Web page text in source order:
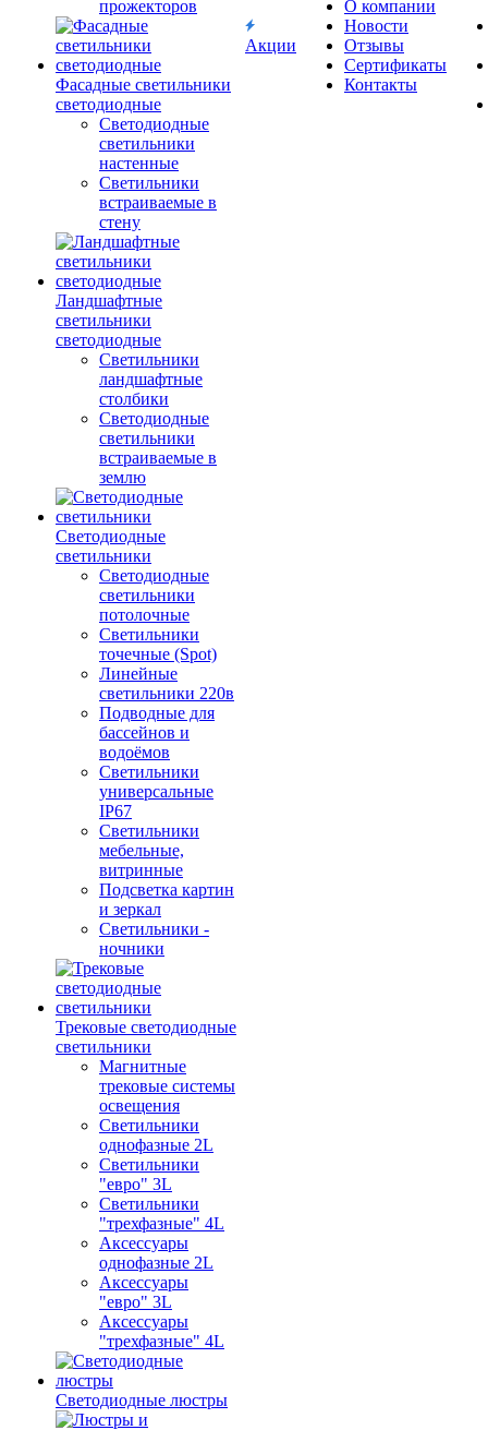
прожекторов
Фасадные светильники
светодиодные
Светодиодные
светильники
настенные
Светильники
встраиваемые в
стену
Ландшафтные
светильники
светодиодные
Светильники
ландшафтные
столбики
Светодиодные
светильники
встраиваемые в
землю
Светодиодные
светильники
Светодиодные
светильники
потолочные
Светильники
точечные (Spot)
Линейные
светильники 220в
Подводные для
бассейнов и
водоёмов
Светильники
универсальные
IP67
Светильники
мебельные,
витринные
Подсветка картин
и зеркал
Светильники -
ночники
Трековые светодиодные
светильники
Магнитные
трековые системы
освещения
Светильники
однофазные 2L
Светильники
"евро" 3L
Светильники
"трехфазные" 4L
Аксессуары
однофазные 2L
Аксессуары
"евро" 3L
Аксессуары
"трехфазные" 4L
Светодиодные люстры
Акции
О компании
Новости
Отзывы
Сертификаты
Контакты